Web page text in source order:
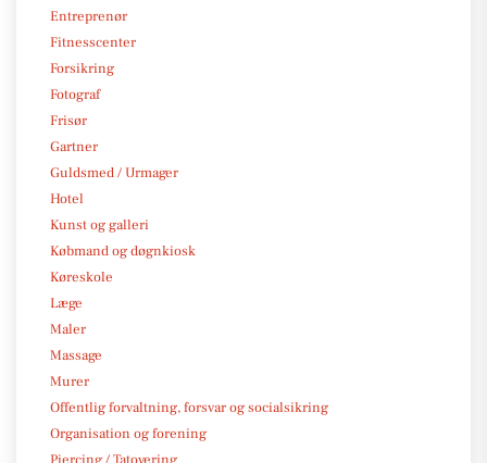
Entreprenør
Fitnesscenter
Forsikring
Fotograf
Frisør
Gartner
Guldsmed / Urmager
Hotel
Kunst og galleri
Købmand og døgnkiosk
Køreskole
Læge
Maler
Massage
Murer
Offentlig forvaltning, forsvar og socialsikring
Organisation og forening
Piercing / Tatovering